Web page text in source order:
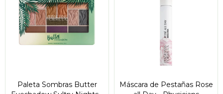
Paleta Sombras Butter
Máscara de Pestañas Rose